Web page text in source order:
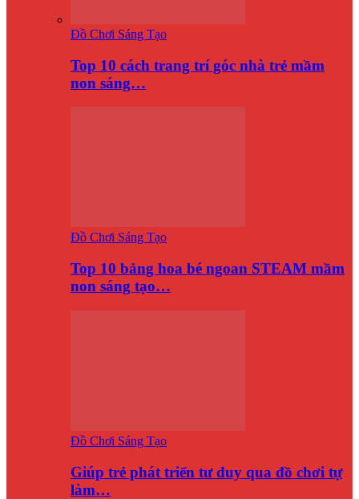
Đồ Chơi Sáng Tạo
Top 10 cách trang trí góc nhà trẻ mầm
non sáng…
Đồ Chơi Sáng Tạo
Top 10 bảng hoa bé ngoan STEAM mầm
non sáng tạo…
Đồ Chơi Sáng Tạo
Giúp trẻ phát triển tư duy qua đồ chơi tự
làm…